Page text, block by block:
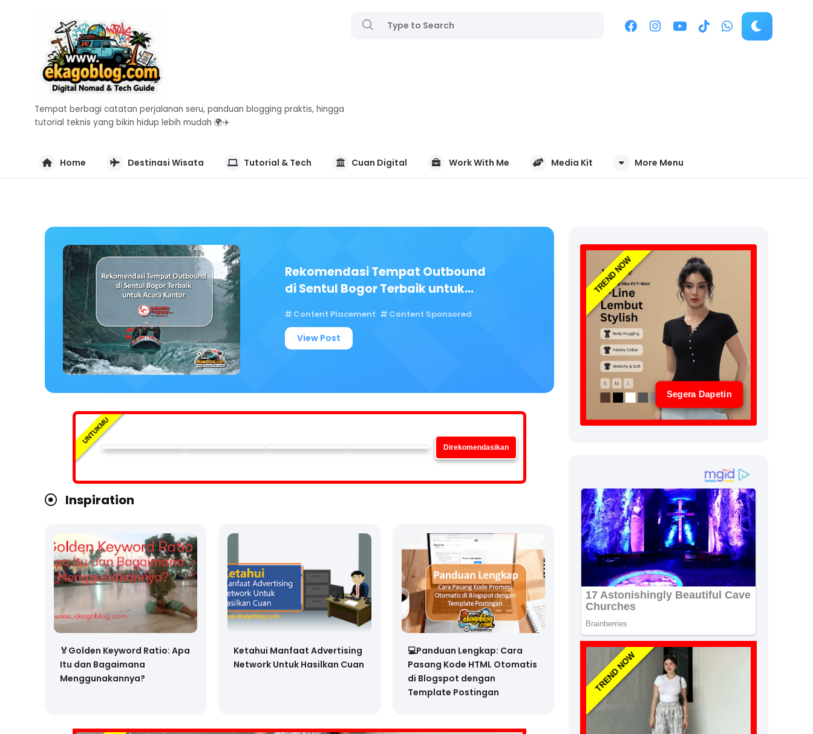
Tempat berbagi catatan perjalanan seru, panduan blogging praktis, hingga
tutorial teknis yang bikin hidup lebih mudah 🌍✈️
Home Destinasi Wisata Tutorial & Tech Cuan Digital Work With Me Media Kit More Menu
Rekomendasi Tempat Outbound
di Sentul Bogor Terbaik untuk
Content Placement Content Sponsored
View Post
UNTUKMU
Direkomendasikan
Inspiration
🏅Golden Keyword Ratio: Apa
Itu dan Bagaimana
Menggunakannya?
Ketahui Manfaat Advertising
Network Untuk Hasilkan Cuan
💻Panduan Lengkap: Cara
Pasang Kode HTML Otomatis
di Blogspot dengan
Template Postingan
TREND NOW
Segera Dapetin
TREND NOW